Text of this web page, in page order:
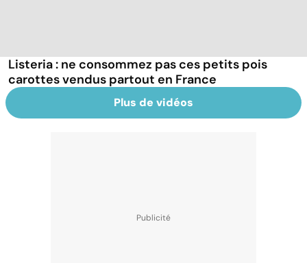
Listeria : ne consommez pas ces petits pois
carottes vendus partout en France
Plus de vidéos